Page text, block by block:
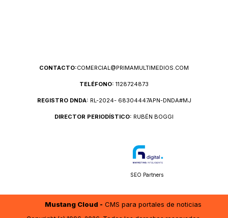
CONTACTO:COMERCIAL@PRIMAMULTIMEDIOS.COM
TELÉFONO: 1128724873
REGISTRO DNDA: RL-2024- 68304447APN-DNDA#MJ
DIRECTOR PERIODÍSTICO: RUBÉN BOGGI
SEO Partners
Mustang Cloud - CMS para portales de noticias